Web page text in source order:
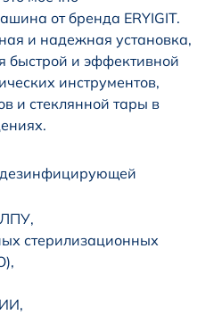
от бренда ERYIGIT.
и надежная установка,
быстрой и эффективной
инструментов,
и стеклянной тары в
ЛПУ,
стерилизационных